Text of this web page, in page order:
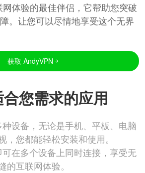
体验的最佳伴侣，它帮助您突破
。让您可以尽情地享受这个无界
获取 AndyVPN
您需求的应用
设备，无论是手机、平板、电脑
，您都能轻松安装和使用。
在多个设备上同时连接，享受无
的互联网体验。